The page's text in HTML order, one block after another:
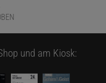
und am Kiosk: